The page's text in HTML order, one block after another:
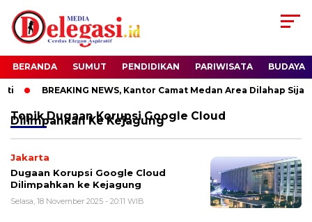
BERANDA SUMUT PENDIDIKAN PARIWISATA BUDAYA
BREAKING NEWS, Kantor Camat Medan Area Dilahap
TopikDugaan Korupsi Google Cloud
Dilimpahkan Ke Kejagung
Jakarta
Dugaan Korupsi Google Cloud
Dilimpahkan ke Kejagung
Selasa, 18 November 2025 - 20:11 WIB